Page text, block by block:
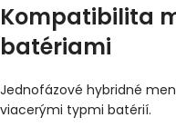
Kompatibilita
batériami
Jednofázové hybridné
viacerými typmi batérií.